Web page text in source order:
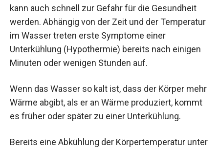
kann auch schnell zur Gefahr für die Gesundheit
werden. Abhängig von der Zeit und der Temperatur
im Wasser treten erste Symptome einer
Unterkühlung (Hypothermie) bereits nach einigen
Minuten oder wenigen Stunden auf.
Wenn das Wasser so kalt ist, dass der Körper mehr
Wärme abgibt, als er an Wärme produziert, kommt
es früher oder später zu einer Unterkühlung.
Bereits eine Abkühlung der Körpertemperatur unter